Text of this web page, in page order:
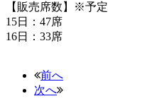
【販売席数】※予定
15日：47席
16日：33席
前へ
次へ